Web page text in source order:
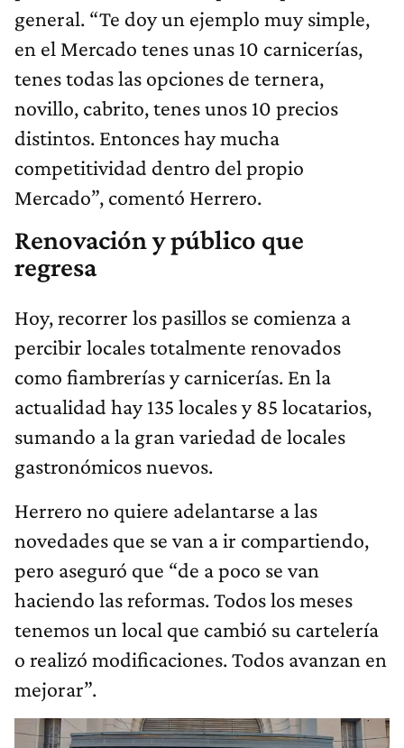
general. “Te doy un ejemplo muy simple,
en el Mercado tenes unas 10 carnicerías,
tenes todas las opciones de ternera,
novillo, cabrito, tenes unos 10 precios
distintos. Entonces hay mucha
competitividad dentro del propio
Mercado”, comentó Herrero.
Renovación y público que
regresa
Hoy, recorrer los pasillos se comienza a
percibir locales totalmente renovados
como fiambrerías y carnicerías. En la
actualidad hay 135 locales y 85 locatarios,
sumando a la gran variedad de locales
gastronómicos nuevos.
Herrero no quiere adelantarse a las
novedades que se van a ir compartiendo,
pero aseguró que “de a poco se van
haciendo las reformas. Todos los meses
tenemos un local que cambió su cartelería
o realizó modificaciones. Todos avanzan en
mejorar”.